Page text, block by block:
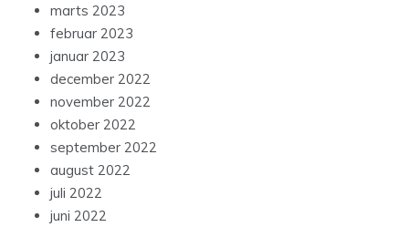
marts 2023
februar 2023
januar 2023
december 2022
november 2022
oktober 2022
september 2022
august 2022
juli 2022
juni 2022